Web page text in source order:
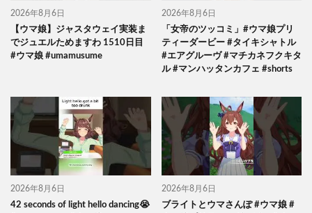
2026年8月6日
【ウマ娘】ジャスタウェイ実装ま
でジュエルためますわ 1510日目
#ウマ娘 #umamusume
2026年8月6日
「女帝のツッコミ」#ウマ娘プリ
ティーダービー #タイキシャトル
#エアグルーヴ #マチカネフクキタ
ル #マンハッタンカフェ #shorts
2026年8月6日
42 seconds of light hello dancing😭
2026年8月6日
ブライトとウマさんぽ #ウマ娘 #